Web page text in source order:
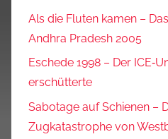
Als die Fluten kamen –
Andhra Pradesh 2005
Eschede 1998 – Der
erschütterte
Sabotage auf Schienen –
Zugkatastrophe von